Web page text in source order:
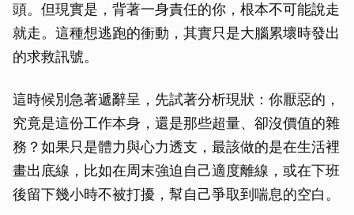
頭。但現實是，背著一身責任的你，根本不可能說走
就走。這種想逃跑的衝動，其實只是大腦累壞時發出
的求救訊號。
這時候別急著遞辭呈，先試著分析現狀：你厭惡的，
究竟是這份工作本身，還是那些超量、卻沒價值的雜
務？如果只是體力與心力透支，最該做的是在生活裡
畫出底線，比如在周末強迫自己適度離線，或在下班
後留下幾小時不被打擾，幫自己爭取到喘息的空白。